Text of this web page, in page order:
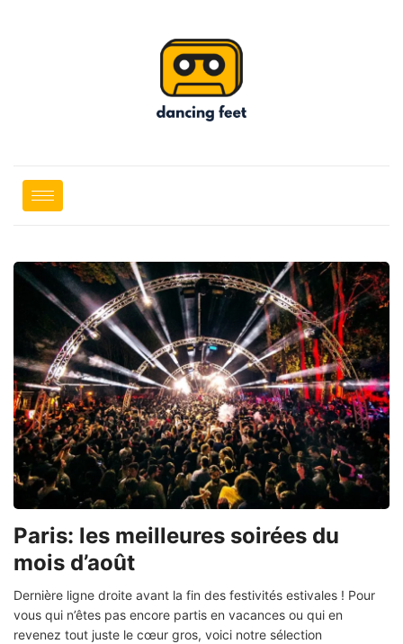
Paris: les meilleures soirées du
mois d’août
Dernière ligne droite avant la fin des festivités estivales ! Pour
vous qui n’êtes pas encore partis en vacances ou qui en
revenez tout juste le cœur gros, voici notre sélection